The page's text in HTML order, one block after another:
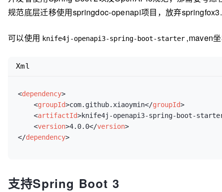
规范底层迁移使用springdoc-openapi项目，放弃
可以使用 knife4j-openapi3-spring-boot-starter ,maven
<dependency>
<groupId>com.github.xiaoymin</groupId>
<artifactId>knife4j-openapi3-spring-boot-
<version>4.0.0</version>
</dependency>
Xml
支持Spring Boot 3